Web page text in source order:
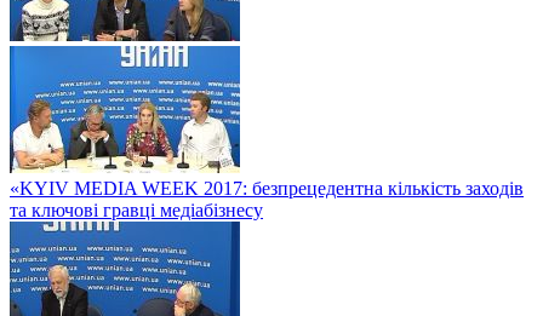
«KYIV MEDIA WEEK 2017: безпрецедентна кількість заходів
та ключові гравці медіабізнесу